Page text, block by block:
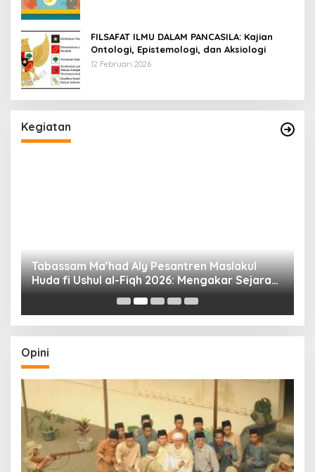
FILSAFAT ILMU DALAM PANCASILA: Kajian
Ontologi, Epistemologi, dan Aksiologi
12 Februari 2026
Kegiatan
Tabassam Ma’had Aly Pesantren Maslakul
Huda fi Ushul al-Fiqh 2026: Mengakar Sejarah,
Menjangkau Peradaban”
Opini